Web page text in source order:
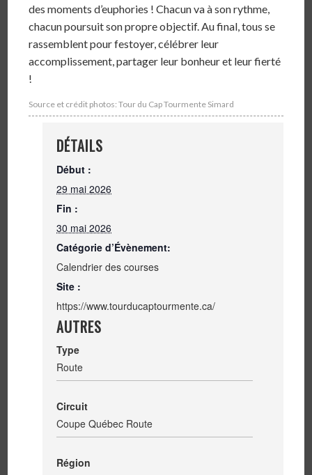
des moments d’euphories !Chacun va à son rythme,
chacun poursuit son propre objectif. Au final, tous se
rassemblent pour festoyer,célébrer leur
accomplissement, partager leur bonheur et leur fierté
!
Source et crédit photos: Tour du Cap Tourmente Simard
DÉTAILS
Début :
29 mai 2026
Fin :
30 mai 2026
Catégorie d’Évènement:
Calendrier des courses
Site :
https://www.tourducaptourmente.ca/
AUTRES
Type
Route
Circuit
Coupe Québec Route
Région